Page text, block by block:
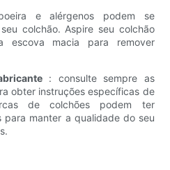
e alérgenos podem se
colchão. Aspire seu colchão
escova macia para remover
: consulte sempre as
obter instruções específicas de
de colchões podem ter
para manter a qualidade do seu